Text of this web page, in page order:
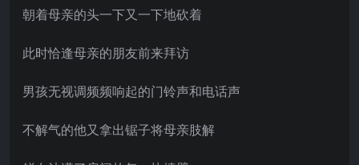
朝着母亲的头一下又一下地砍着
此时恰逢母亲的朋友前来拜访
男孩无视调频频响起的门铃声和电话声
不解气的他又拿出锯子将母亲肢解